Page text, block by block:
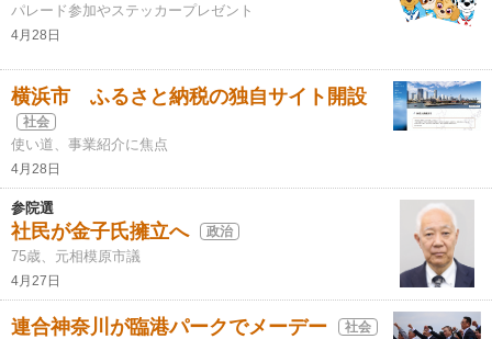
パレード参加やステッカープレゼント
4月28日
横浜市 ふるさと納税の独自サイト開設
社会
使い道、事業紹介に焦点
4月28日
参院選
社民が金子氏擁立へ 政治
75歳、元相模原市議
4月27日
連合神奈川が臨港パークでメーデー 社会